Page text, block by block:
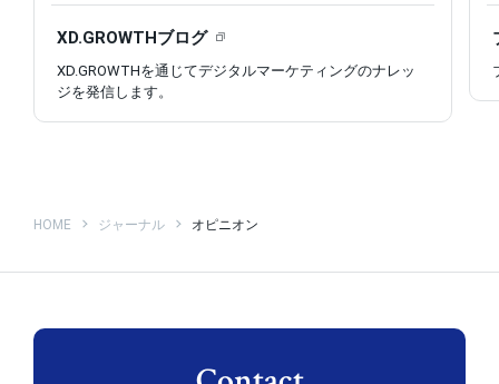
HOME ジャーナル オピニオン
XD.GROWTHブログ
XD.GROWTHを通じてデジタルマーケティングのナレッ
ジを発信します。